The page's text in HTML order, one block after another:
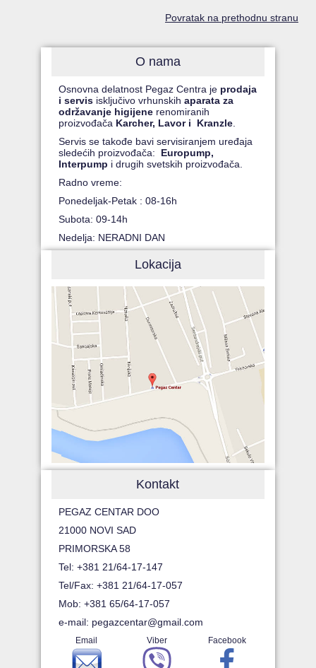
Povratak na prethodnu stranu
O nama
Osnovna delatnost Pegaz Centra je prodaja
i servis isključivo vrhunskihaparata za
održavanje higijene renomiranih
proizvođača Karcher, Lavor i Kranzle
Servis se takođe bavi servisiranjem uređaja
sledećih proizvođača: Europump,
Interpump i drugih svetskih proizvođača.
Radno vreme:
Ponedeljak-Petak : 08-16h
Subota: 09-14h
Nedelja: NERADNI DAN
Lokacija
Kontakt
PEGAZ CENTAR DOO
21000 NOVI SAD
PRIMORSKA 58
Tel: +381 21/64-17-147
Tel/Fax: +381 21/64-17-057
Mob: +381 65/64-17-057
e-mail: pegazcentar@gmail.com
Email Viber Facebook